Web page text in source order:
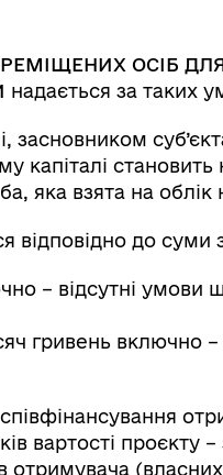
ОСІБ
надається за таких
засновником
капіталі
яка взята на облік
відповідно до
– відсутні умови
гривень включно
вартості
отримувача